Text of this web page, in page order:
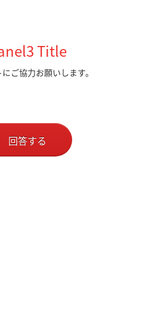
Title
ご協力お願いします。
回答する